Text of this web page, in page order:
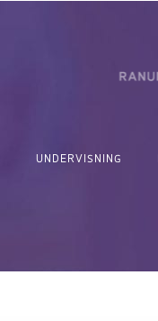
UNDERVISNING